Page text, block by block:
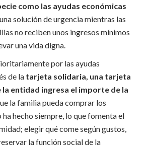
como las ayudas económicas
solución de urgencia mientras las
no reciben unos ingresos mínimos
una vida digna.
por las ayudas
de la tarjeta solidaria, una tarjeta
la entidad ingresa el importe de la
la familia pueda comprar los
hecho siempre, lo que fomenta el
elegir qué come según gustos,
la función social de la